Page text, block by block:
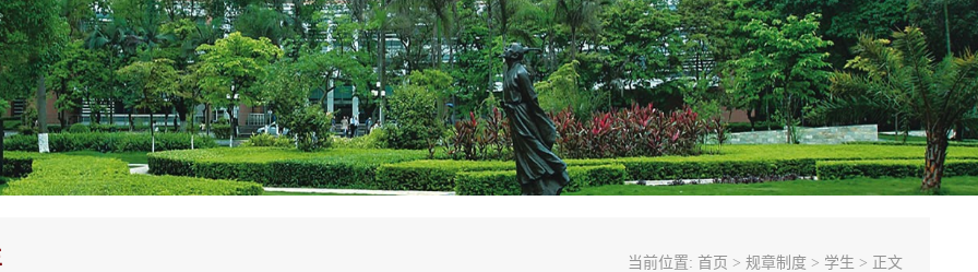
当前位置: 首页 > 规章制度 > 学生 > 正文